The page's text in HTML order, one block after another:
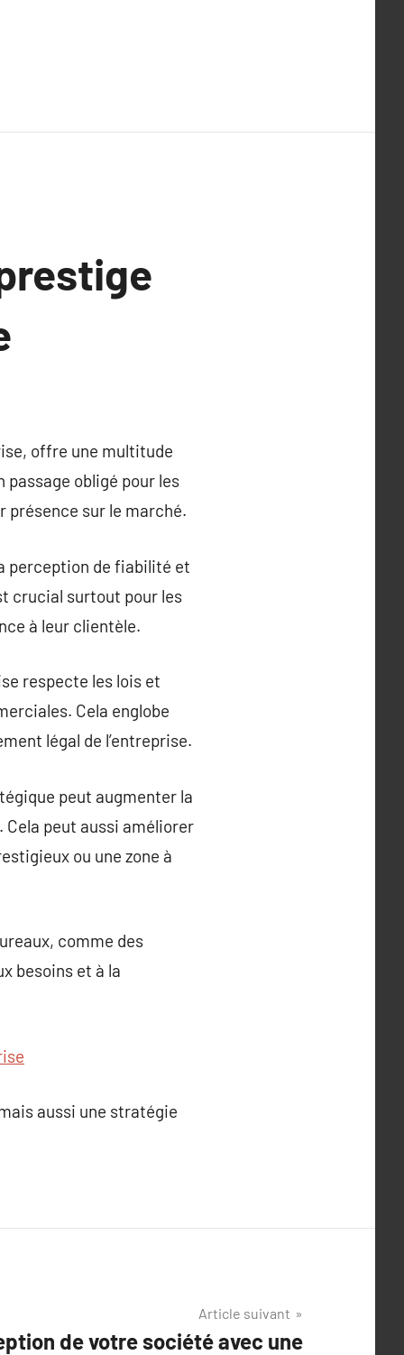
offre une multitude
obligé pour les
sur le marché.
perception de fiabilité et
crucial surtout pour les
à leur clientèle.
respecte les lois et
Cela englobe
légal de l’entreprise.
peut augmenter la
Cela peut aussi améliorer
ou une zone à
comme des
besoins et à la
aussi une stratégie
Article suivant
de votre société avec une